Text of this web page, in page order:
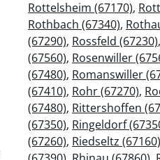
Rottelsheim (67170),
Rothbach (67340),
(67290), Rossfeld (67230),
(67560), Rosenwiller
(67480), Romanswiller
(67410), Rohr (67270),
(67480), Rittershoffen
(67350), Ringeldorf
(67260), Riedseltz (67160)